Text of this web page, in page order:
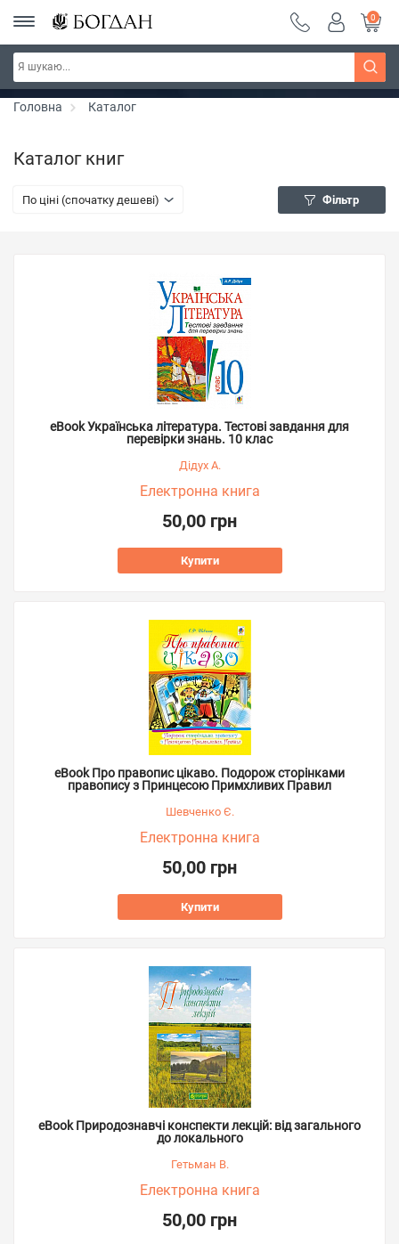
РОЗПРОДАЖ ~ 150 грн ~ 200 грн ~ 250 грн ~
300 грн ~ РОЗПРОДАЖ
Дізнатись більше
0
Головна Каталог
Каталог книг
По ціні (спочатку дешеві) Фільтр
eBook Українська література. Тестові завдання для
перевірки знань. 10 клас
Дідух А.
Електронна книга
50,00 грн
Купити
eBook Про правопис цікаво. Подорож сторінками
правопису з Принцесою Примхливих Правил
Шевченко Є.
Електронна книга
50,00 грн
Купити
eBook Природознавчі конспекти лекцій: від загального
до локального
Гетьман В.
Електронна книга
50,00 грн